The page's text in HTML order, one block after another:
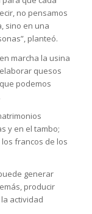
no pensamos
sino en una
planteó.
marcha la usina
quesos
podemos
y en el tambo;
francos de los
generar
producir
actividad